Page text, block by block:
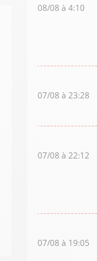
08/08 à 4:10
07/08 à 23:28
07/08 à 22:12
07/08 à 19:05